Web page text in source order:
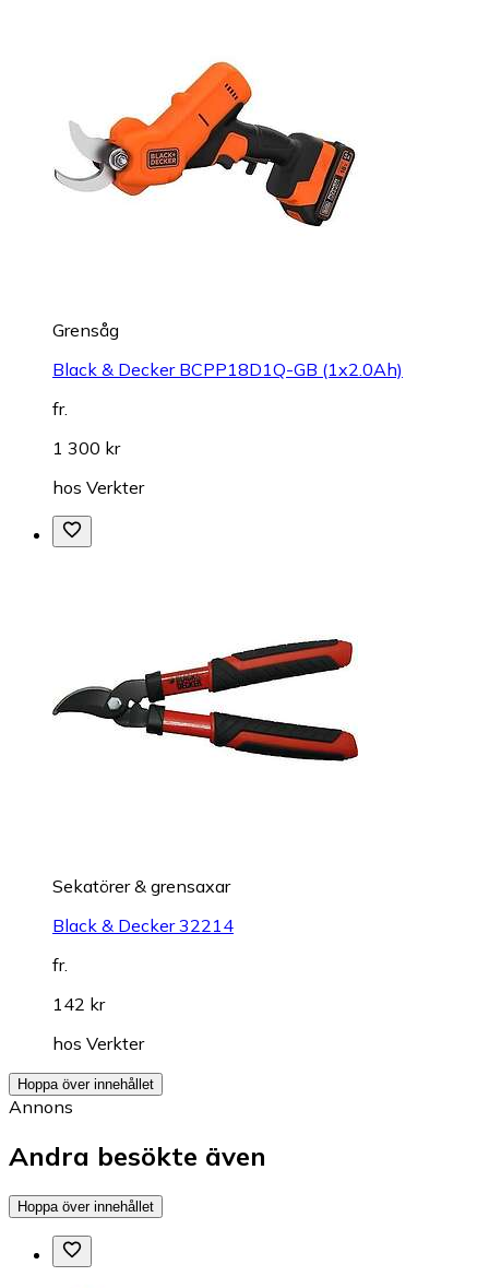
Grensåg
Black & Decker BCPP18D1Q-GB (1x2.0Ah)
fr.
1 300 kr
hos Verkter
Sekatörer & grensaxar
Black & Decker 32214
fr.
142 kr
hos Verkter
Hoppa över innehållet
Annons
Andra besökte även
Hoppa över innehållet